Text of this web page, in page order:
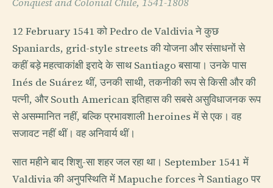
12 February 1541 को Pedro de Valdivia ने कुछ
Spaniards, grid-style streets की योजना और संसाधनों से
कहीं बड़े महत्वाकांक्षी इरादे के साथ Santiago बसाया। उनके पास
Inés de Suárez थीं, उनकी साथी, तकनीकी रूप से किसी और की
पत्नी, और South American इतिहास की सबसे असुविधाजनक रूप
से असम्मानित नहीं, बल्कि प्रभावशाली heroines में से एक। वह
सजावट नहीं थीं। वह अनिवार्य थीं।
सात महीने बाद शिशु-सा शहर जल रहा था। September 1541 में
Valdivia की अनुपस्थिति में Mapuche forces ने Santiago पर